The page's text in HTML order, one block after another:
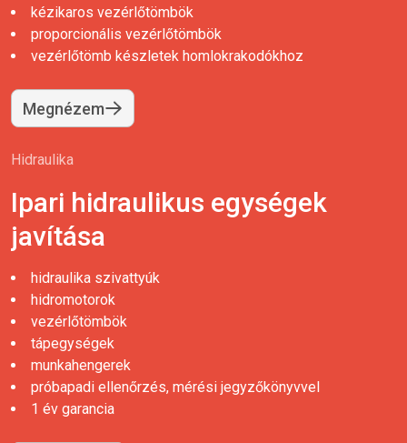
kézikaros vezérlőtömbök
proporcionális vezérlőtömbök
vezérlőtömb készletek homlokrakodókhoz
Megnézem
Hidraulika
Ipari hidraulikus egységek
javítása
hidraulika szivattyúk
hidromotorok
vezérlőtömbök
tápegységek
munkahengerek
próbapadi ellenőrzés, mérési jegyzőkönyvvel
1 év garancia